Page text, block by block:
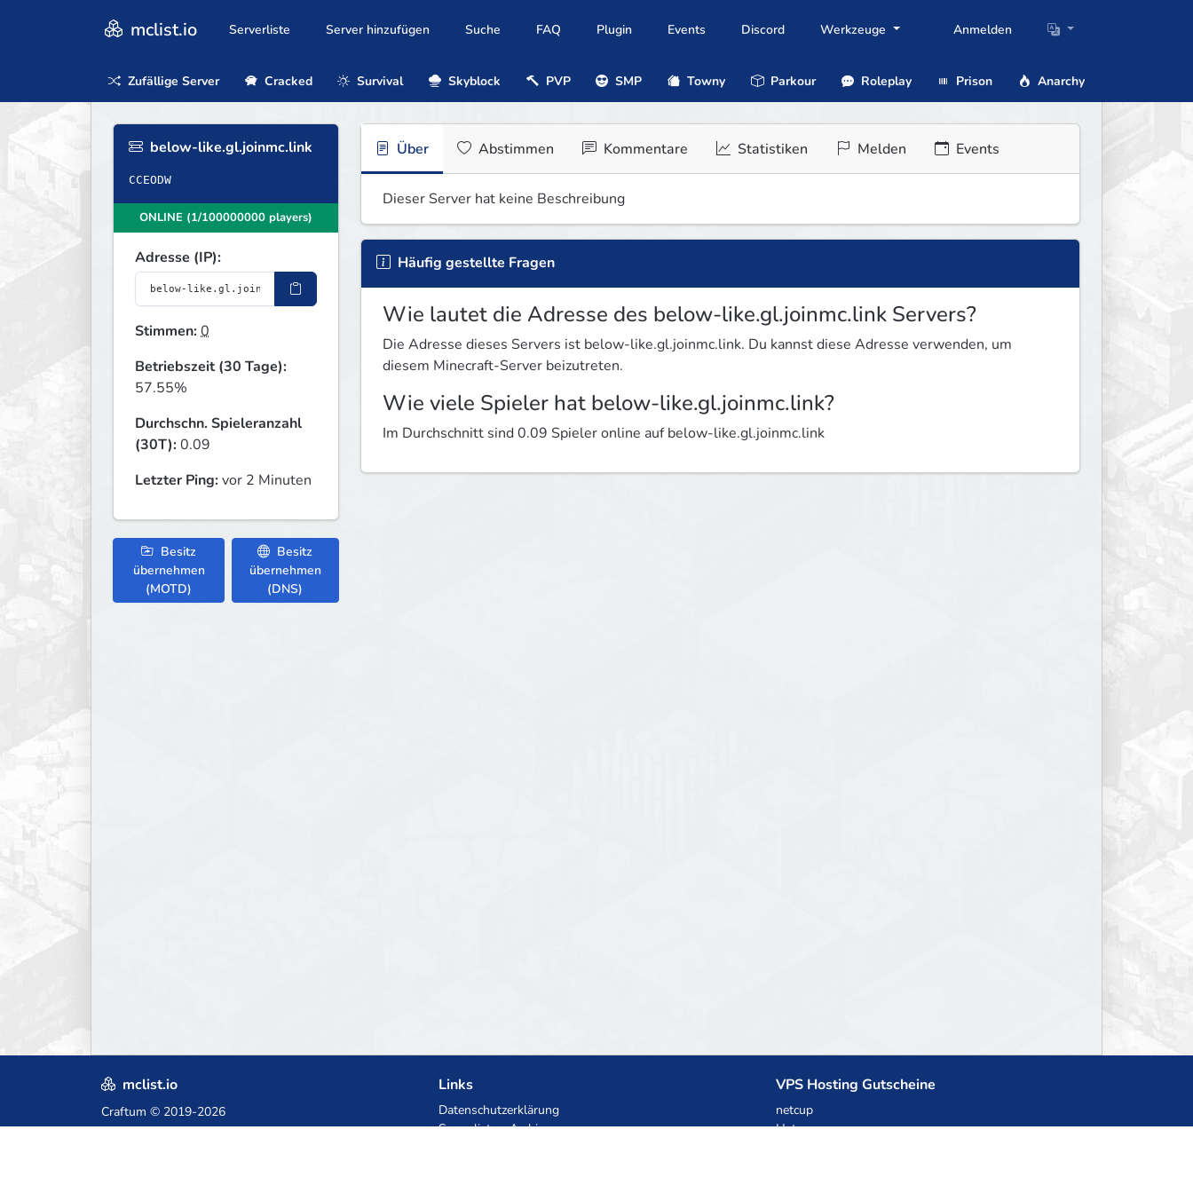
mclist.io Serverliste Server hinzufügen Suche FAQ Plugin Events Discord Werkzeuge Anmelden
Zufällige Server Cracked Survival Skyblock PVP SMP Towny Parkour Roleplay Prison Anarchy
below-like.gl.joinmc.link
CCEODW
ONLINE (1/100000000 players)
Adresse (IP):
Stimmen:0
Betriebszeit (30 Tage):
57.55%
Durchschn. Spieleranzahl
(30T):0.09
Letzter Ping:vor 2 Minuten
Besitz
übernehmen
(MOTD)
Besitz
übernehmen
(DNS)
Über Abstimmen Kommentare Statistiken Melden Events
Dieser Server hat keine Beschreibung
Häufig gestellte Fragen
Wie lautet die Adresse des below-like.gl.joinmc.link Servers?
Die Adresse dieses Servers ist below-like.gl.joinmc.link. Du kannst diese Adresse verwenden, um
diesem Minecraft-Server beizutreten.
Wie viele Spieler hat below-like.gl.joinmc.link?
Im Durchschnitt sind 0.09 Spieler online auf below-like.gl.joinmc.link
mclist.io
Craftum © 2019-2026
Links
Datenschutzerklärung
Serverlisten-Archiv
VPS Hosting Gutscheine
netcup
Hetzner